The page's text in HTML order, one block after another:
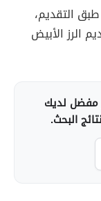
التقديم،
الرز الأبيض
مفضل لديك
البحث.